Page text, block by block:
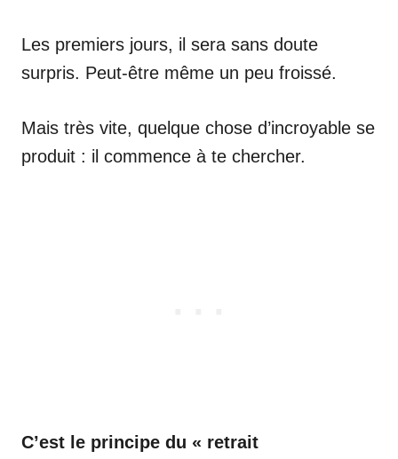
Les premiers jours, il sera sans doute
surpris. Peut-être même un peu froissé.
Mais très vite, quelque chose d’incroyable se
produit : il commence à te chercher.
C’est le principe du « retrait